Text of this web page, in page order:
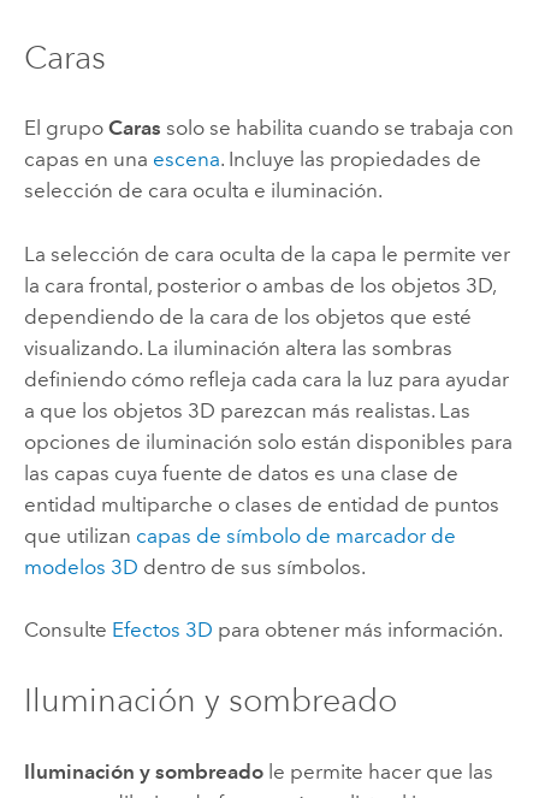
Caras
El grupo Caras solo se habilita cuando se trabaja con
capas en una escena. Incluye las propiedades de
selección de cara oculta e iluminación.
La selección de cara oculta de la capa le permite ver
la cara frontal, posterior o ambas de los objetos 3D,
dependiendo de la cara de los objetos que esté
visualizando. La iluminación altera las sombras
definiendo cómo refleja cada cara la luz para ayudar
a que los objetos 3D parezcan más realistas. Las
opciones de iluminación solo están disponibles para
las capas cuya fuente de datos es una clase de
entidad multiparche o clases de entidad de puntos
que utilizan capas de símbolo de marcador de
modelos 3D dentro de sus símbolos.
Consulte Efectos 3D para obtener más información.
Iluminación y sombreado
Iluminación y sombreadole permite hacer que las